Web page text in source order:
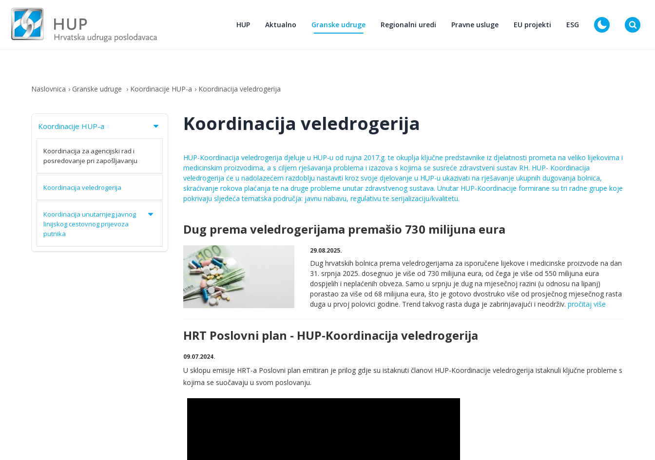
HUP Aktualno Granske udruge Regionalni uredi Pravne usluge EU projekti ESG D
Naslovnica Granske udruge Koordinacije HUP-a Koordinacija veledrogerija
Koordinacije HUP-a
Koordinacija za agencijski rad i
posredovanje pri zapošljavanju
Koordinacija veledrogerija
Koordinacija unutarnjeg javnog
linijskog cestovnog prijevoza
putnika
Koordinacija veledrogerija
HUP-Koordinacija veledrogerija djeluje u HUP-u od rujna 2017.g. te okuplja ključne predstavnike iz djelatnosti prometa na veliko lijekovima i
medicinskim proizvodima, a s ciljem rješavanja problema i izazova s kojima se susreće zdravstveni sustav RH. HUP- Koordinacija
veledrogerija će u nadolazećem razdoblju nastaviti kroz svoje djelovanje u HUP-u ukazivati na rješavanje ukupnih dugovanja bolnica,
skraćivanje rokova plaćanja te na druge probleme unutar zdravstvenog sustava. Unutar HUP-Koordinacije formirane su tri radne grupe koje
pokrivaju sljedeća tematska područja: javnu nabavu, regulativu te serijalizaciju/kvalitetu.
Dug prema veledrogerijama premašio 730 milijuna eura
29.08.2025.
Dug hrvatskih bolnica prema veledrogerijama za isporučene lijekove i medicinske proizvode na dan
31. srpnja 2025. dosegnuo je više od 730 milijuna eura, od čega je više od 550 milijuna eura
dospjelih i neplaćenih obveza. Samo u srpnju je dug na mjesečnoj razini (u odnosu na lipanj)
porastao za više od 68 milijuna eura, što je gotovo dvostruko više od prosječnog mjesečnog rasta
duga u prvoj polovici godine. Trend takvog rasta duga je zabrinjavajući i neodrživ. pročitaj više
HRT Poslovni plan - HUP-Koordinacija veledrogerija
09.07.2024.
U sklopu emisije HRT-a Poslovni plan emitiran je prilog gdje su istaknuti članovi HUP-Koordinacije veledrogerija istaknuli ključne probleme s
kojima se suočavaju u svom poslovanju.